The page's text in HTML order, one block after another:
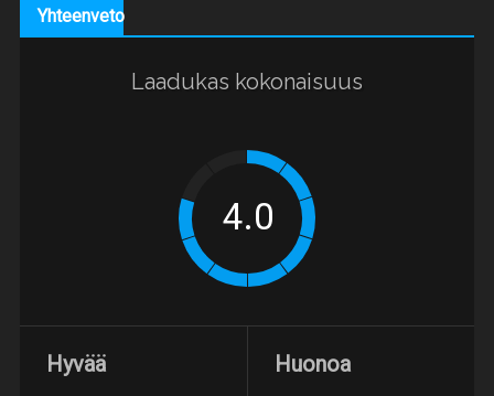
Yhteenveto
Laadukas kokonaisuus
Hyvää Huonoa